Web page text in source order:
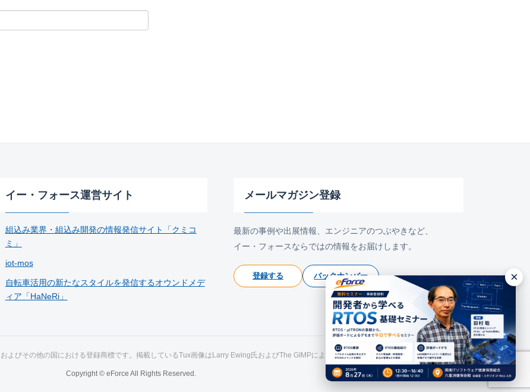
イー・フォース運営サイト
組込み業界・組込み開発の情報発信サイト「クミコ
ミ」
iot-mos
自転車活用の新たなスタイルを発信するオウンドメデ
ィア「HaNeRi」
メールマガジン登録
最新の事例や出展情報、エンジニアのつぶやきなど、
イー・フォースならではの情報をお届けします。
登録する バックナンバー
よびその他の国における登録商標です。掲載しているTux画像はLarry Ewing氏およびThe GIMPによるものです。
Copyright © eForce All Rights Reserved.
×